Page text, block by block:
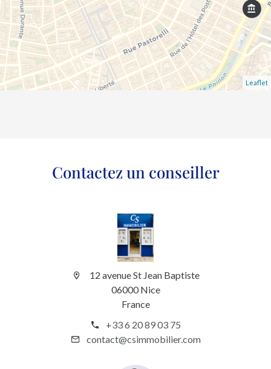
Leaflet
Contactez un conseiller
12 avenue St Jean Baptiste
06000 Nice
France
+33 6 20 89 03 75
contact@csimmobilier.com